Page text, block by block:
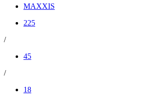
MAXXIS
225
/
45
/
18